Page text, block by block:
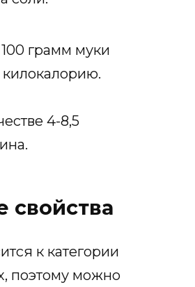
грамм муки
килокалорию.
4-8,5
свойства
к категории
поэтому можно